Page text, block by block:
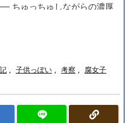
ちゅっちゅしながらの濃厚
まい絶望する・・・「アカ
, 子供っぽい , 考察 , 腐女子